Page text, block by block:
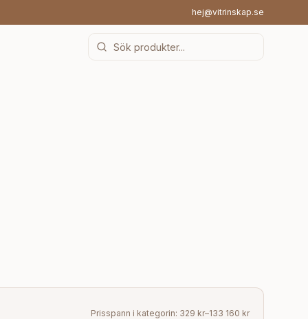
hej@vitrinskap.se
Prisspann i kategorin: 329 kr–133 160 kr